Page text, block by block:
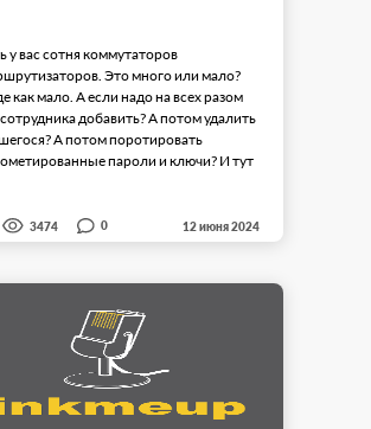
у вас сотня коммутаторов
Это много или мало?
как мало. А если надо на всех разом
добавить? А потом удалить
А потом поротировать
пароли и ключи? И тут
3474 0 12 июня 2024